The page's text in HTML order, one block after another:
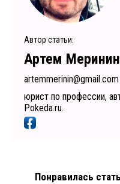
Автор статьи:
Артем Меринин
artemmerinin@gmail.com
юрист по профессии,
Pokeda.ru.
Понравилась